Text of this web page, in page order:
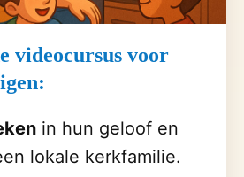
videocursus voor
in hun geloof en
lokale kerkfamilie.